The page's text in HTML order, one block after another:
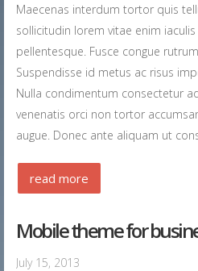
Maecenas interdum tortor quis
sollicitudin lorem vitae enim
pellentesque. Fusce congue
Suspendisse id metus ac risus
Nulla condimentum consectetur
venenatis orci non tortor
augue. Donec ante aliquam ut
read more
Mobile theme for
July 15, 2013